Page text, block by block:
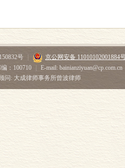
号
京公网安备 11010102001884
：100710
E-mail: bainianziyuan@cp.com.cn
问: 大成律师事务所曾波律师